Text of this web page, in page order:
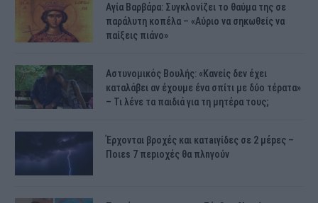
Αγία Βαρβάρα: Συγκλονίζει το θαύμα της σε
παράλυτη κοπέλα – «Αύριο να σηκωθείς να
παίξεις πιάνο»
Αστυνομικός Bουλής: «Κανείς δεν έχει
καταλάβει αν έχουμε ένα σπίτι με δύο τέρατα»
– Τι λένε τα παιδιά για τη μητέρα τους;
Έρχονται βροχές και κατaιγίδες σε 2 μέpες –
Ποιεs 7 πεpιοχές θα πλnγούν